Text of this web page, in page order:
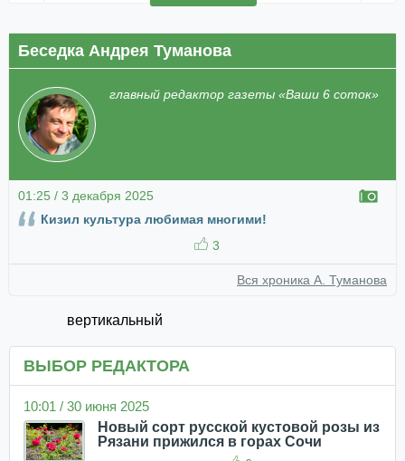
Беседка Андрея Туманова
главный редактор газеты «Ваши 6 соток»
01:25 / 3 декабря 2025
Кизил культура любимая многими!
3
Вся хроника А. Туманова
вертикальный
ВЫБОР РЕДАКТОРА
10:01 / 30 июня 2025
Новый сорт русской кустовой розы из
Рязани прижился в горах Сочи